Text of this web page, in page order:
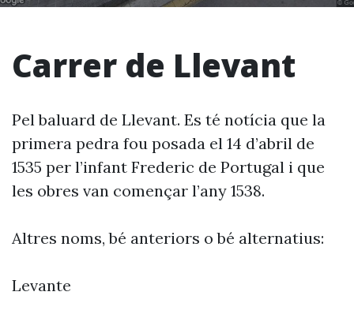
Carrer de Llevant
Pel baluard de Llevant. Es té notícia que la
primera pedra fou posada el 14 d’abril de
1535 per l’infant Frederic de Portugal i que
les obres van començar l’any 1538.
Altres noms, bé anteriors o bé alternatius:
Levante